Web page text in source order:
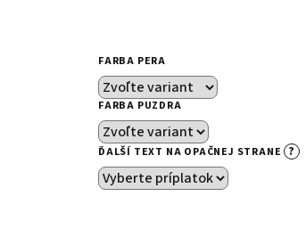
FARBA PERA
FARBA PUZDRA
ĎALŠÍ TEXT NA OPAČNEJ STRANE ?